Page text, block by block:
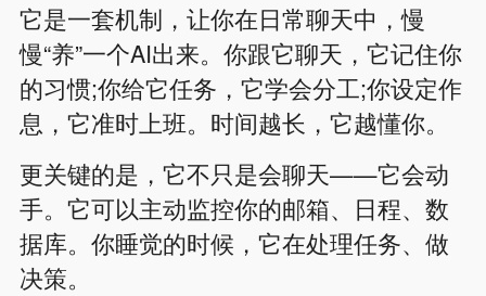
它是一套机制，让你在日常聊天中，慢
慢“养”一个AI出来。你跟它聊天，它记住你
的习惯;你给它任务，它学会分工;你设定作
息，它准时上班。时间越长，它越懂你。
更关键的是，它不只是会聊天——它会动
手。它可以主动监控你的邮箱、日程、数
据库。你睡觉的时候，它在处理任务、做
决策。